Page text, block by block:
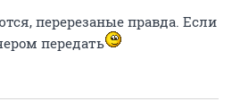
перерезаные правда. Если
передать